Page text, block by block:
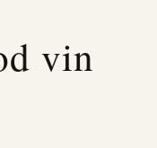
vin